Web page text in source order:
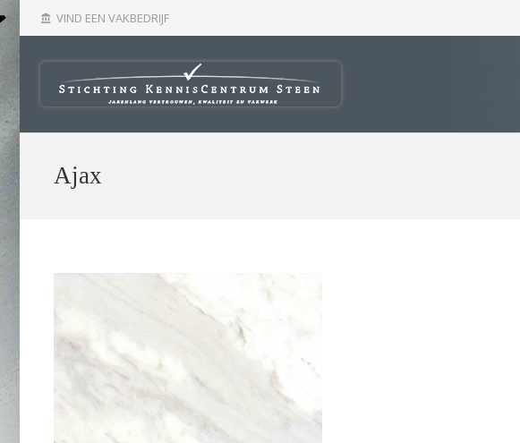
account_balance VIND EEN VAKBEDRIJF
Ajax